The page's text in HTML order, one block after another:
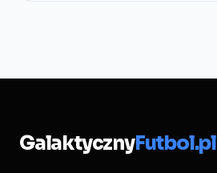
GalaktycznyFutbol.pl